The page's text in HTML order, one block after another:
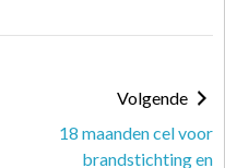
Volgende
18 maanden cel voor
brandstichting en